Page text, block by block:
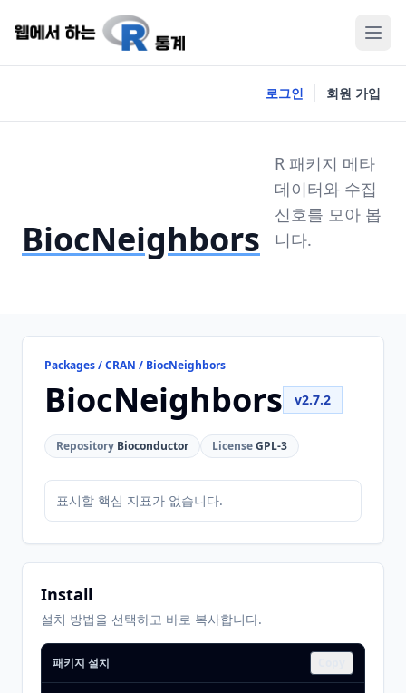
로그인 회원 가입
BiocNeighbors
R 패키지 메타
데이터와 수집
신호를 모아 봅
니다.
Packages / CRAN / BiocNeighbors
BiocNeighbors v2.7.2
Repository Bioconductor LicenseGPL-3
표시할 핵심 지표가 없습니다.
Install
설치 방법을 선택하고 바로 복사합니다.
패키지 설치